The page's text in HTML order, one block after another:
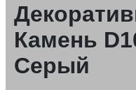
Камень
Серый